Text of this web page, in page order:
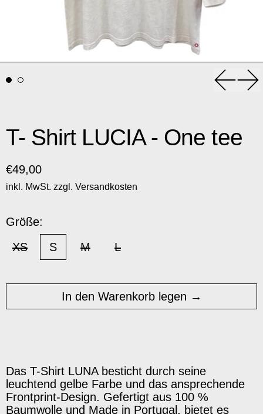
T- Shirt LUCIA - One tee
Normaler Preis
€49,00
inkl. MwSt. zzgl. Versandkosten
Größe:
XS
S M L
In den Warenkorb legen
Das T-Shirt LUNA besticht durch seine
leuchtend gelbe Farbe und das ansprechende
Frontprint-Design. Gefertigt aus 100 %
Baumwolle und Made in Portugal, bietet es